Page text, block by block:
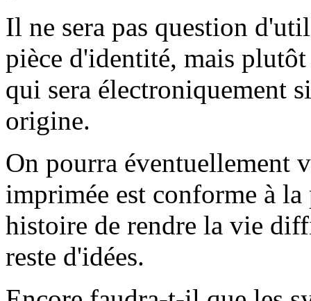
Il ne sera pas question
pièce d'identité, mais
qui sera électroniquement
origine.
On pourra éventuellement
imprimée est conforme à
histoire de rendre la vie
reste d'idées.